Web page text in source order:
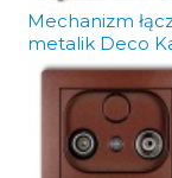
Mechanizm
metalik Deco